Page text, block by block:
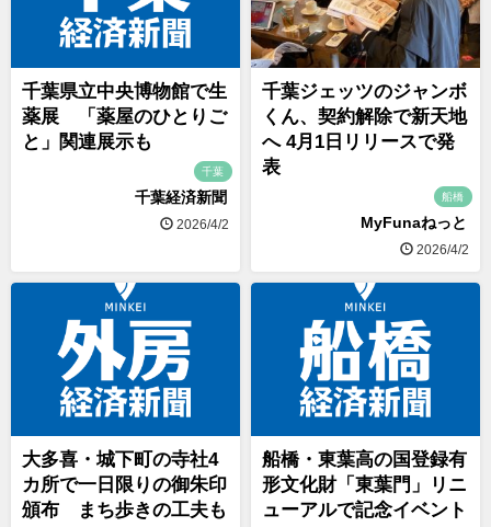
千葉県立中央博物館で生
薬展 「薬屋のひとりご
と」関連展示も
千葉
千葉経済新聞
2026/4/2
千葉ジェッツのジャンボ
くん、契約解除で新天地
へ 4月1日リリースで発
表
船橋
MyFunaねっと
2026/4/2
大多喜・城下町の寺社4
カ所で一日限りの御朱印
頒布 まち歩きの工夫も
船橋・東葉高の国登録有
形文化財「東葉門」リニ
ューアルで記念イベント